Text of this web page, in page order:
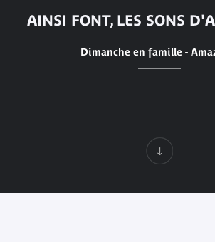
AINSI FONT, LES SONS
Dimanche en famille -